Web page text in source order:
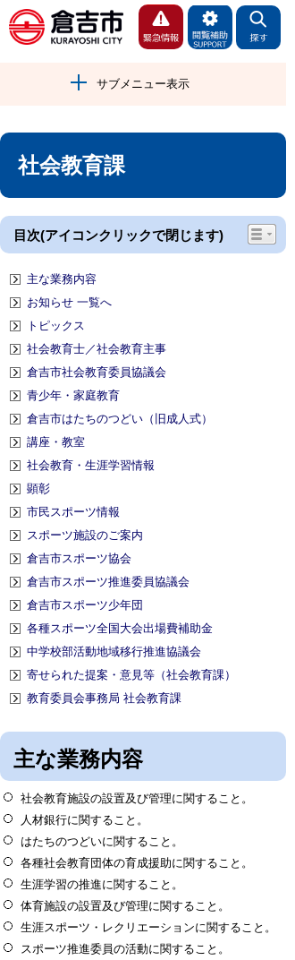
サブメニュー表示
社会教育課
目次(アイコンクリックで閉じます)
主な業務内容
お知らせ 一覧へ
トピックス
社会教育士／社会教育主事
倉吉市社会教育委員協議会
青少年・家庭教育
倉吉市はたちのつどい（旧成人式）
講座・教室
社会教育・生涯学習情報
顕彰
市民スポーツ情報
スポーツ施設のご案内
倉吉市スポーツ協会
倉吉市スポーツ推進委員協議会
倉吉市スポーツ少年団
各種スポーツ全国大会出場費補助金
中学校部活動地域移行推進協議会
寄せられた提案・意見等（社会教育課）
教育委員会事務局 社会教育課
主な業務内容
社会教育施設の設置及び管理に関すること。
人材銀行に関すること。
はたちのつどいに関すること。
各種社会教育団体の育成援助に関すること。
生涯学習の推進に関すること。
体育施設の設置及び管理に関すること。
生涯スポーツ・レクリエーションに関すること。
スポーツ推進委員の活動に関すること。